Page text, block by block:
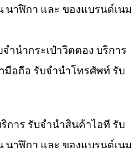
าฬิกา และ ของแบรนด์เนม
ำนำกระเป๋าวิตตอง บริการ
อถือ รับจำนำโทรศัพท์ รับ
การ รับจำนำสินค้าไอที รับ
าฬิกา และ ของแบรนด์เนม